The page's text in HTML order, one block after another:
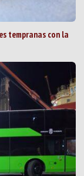
tempranas con la